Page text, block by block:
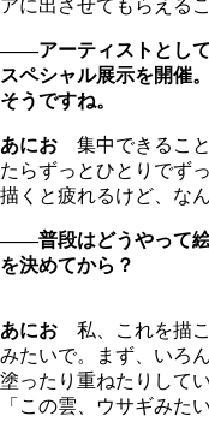
アに出させてもらえる
――アーティストとして
スペシャル展示を開催
そうですね。
あにお 集中できるこ
たらずっとひとりでず
描くと疲れるけど、な
――普段はどうやって絵
を決めてから？
あにお 私、これを描
みたいで。まず、いろ
塗ったり重ねたりして
「この雲、ウサギみた